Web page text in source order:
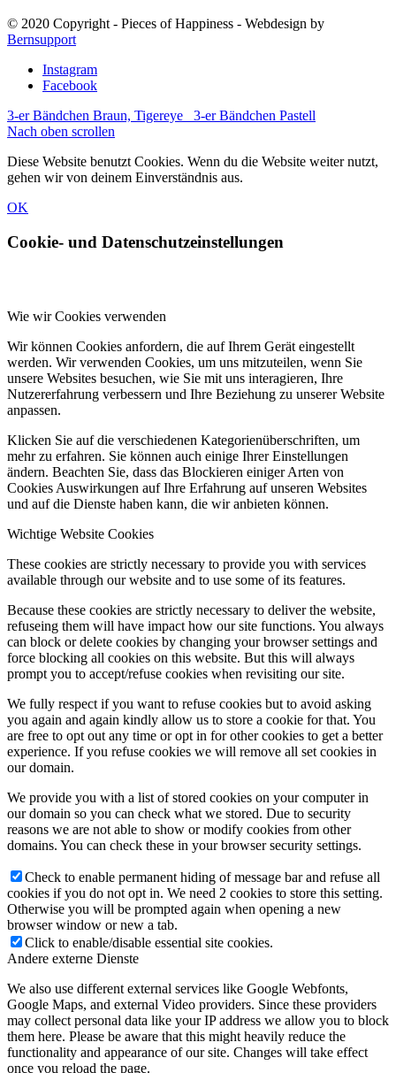
© 2020 Copyright - Pieces of Happiness - Webdesign by
Bernsupport
Instagram
Facebook
3-er Bändchen Braun, Tigereye
3-er Bändchen Pastell
Nach oben scrollen
Diese Website benutzt Cookies. Wenn du die Website weiter nutzt,
gehen wir von deinem Einverständnis aus.
OK
Cookie- und Datenschutzeinstellungen
Wie wir Cookies verwenden
Wir können Cookies anfordern, die auf Ihrem Gerät eingestellt
werden. Wir verwenden Cookies, um uns mitzuteilen, wenn Sie
unsere Websites besuchen, wie Sie mit uns interagieren, Ihre
Nutzererfahrung verbessern und Ihre Beziehung zu unserer Website
anpassen.
Klicken Sie auf die verschiedenen Kategorienüberschriften, um
mehr zu erfahren. Sie können auch einige Ihrer Einstellungen
ändern. Beachten Sie, dass das Blockieren einiger Arten von
Cookies Auswirkungen auf Ihre Erfahrung auf unseren Websites
und auf die Dienste haben kann, die wir anbieten können.
Wichtige Website Cookies
These cookies are strictly necessary to provide you with services
available through our website and to use some of its features.
Because these cookies are strictly necessary to deliver the website,
refuseing them will have impact how our site functions. You always
can block or delete cookies by changing your browser settings and
force blocking all cookies on this website. But this will always
prompt you to accept/refuse cookies when revisiting our site.
We fully respect if you want to refuse cookies but to avoid asking
you again and again kindly allow us to store a cookie for that. You
are free to opt out any time or opt in for other cookies to get a better
experience. If you refuse cookies we will remove all set cookies in
our domain.
We provide you with a list of stored cookies on your computer in
our domain so you can check what we stored. Due to security
reasons we are not able to show or modify cookies from other
domains. You can check these in your browser security settings.
Check to enable permanent hiding of message bar and refuse all
cookies if you do not opt in. We need 2 cookies to store this setting.
Otherwise you will be prompted again when opening a new
browser window or new a tab.
Click to enable/disable essential site cookies.
Andere externe Dienste
We also use different external services like Google Webfonts,
Google Maps, and external Video providers. Since these providers
may collect personal data like your IP address we allow you to block
them here. Please be aware that this might heavily reduce the
functionality and appearance of our site. Changes will take effect
once you reload the page.